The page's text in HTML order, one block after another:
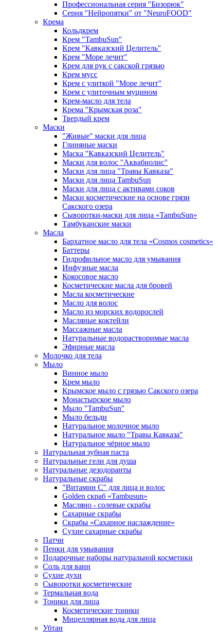
Профессиональная серия "Бизорюк"
Серия "Нейропятки" от "NeuroFOOD"
Крема
Кольдкрем
Крем "TambuSun"
Крем "Кавказский Целитель"
Крем "Море лечит"
Крем для рук с сакской грязью
Крем мусс
Крем с улиткой "Море лечит"
Крем с улиточным муцином
Крем-масло для тела
Крема "Крымская роза"
Твердый крем
Маски
"Живые" маски для лица
Глиняные маски
Маска "Кавказский Целитель"
Маски для волос "Аквабиолис"
Маски для лица "Травы Кавказа"
Маски для лица TambuSun
Маски для лица с активами соков
Маски косметические на основе грязи
Сакского озера
Сыворотки-маски для лица «TambuSun»
Тамбуканские маски
Масла
Бархатное масло для тела «Cosmos cosmetics»
Баттеры
Гидрофильное масло для умывания
Инфузные масла
Кокосовое масло
Косметические масла для бровей
Масла косметические
Масло для волос
Масло из морских водорослей
Масляные коктейли
Массажные масла
Натуральные водорастворимые масла
Эфирные масла
Молочко для тела
Мыло
Винное мыло
Крем мыло
Крымское мыло с грязью Сакского озера
Монастырское мыло
Мыло "TambuSun"
Мыло бельди
Натуральное молочное мыло
Натуральное мыло "Травы Кавказа"
Натуральное чёрное мыло
Натуральная зубная паста
Натуральные гели для душа
Натуральные дезодоранты
Натуральные скрабы
"Витамин С" для лица и волос
Golden скраб «Tambusun»
Масляно - солевые скрабы
Сахарные скрабы
Скрабы «Сахарное наслаждение»
Сухие сахарные скрабы
Патчи
Пенки для умывания
Подарочные наборы натуральной косметики
Соль для ванн
Сухие духи
Сыворотки косметические
Термальная вода
Тоники для лица
Косметические тоники
Мицеллярная вода для лица
Убтан